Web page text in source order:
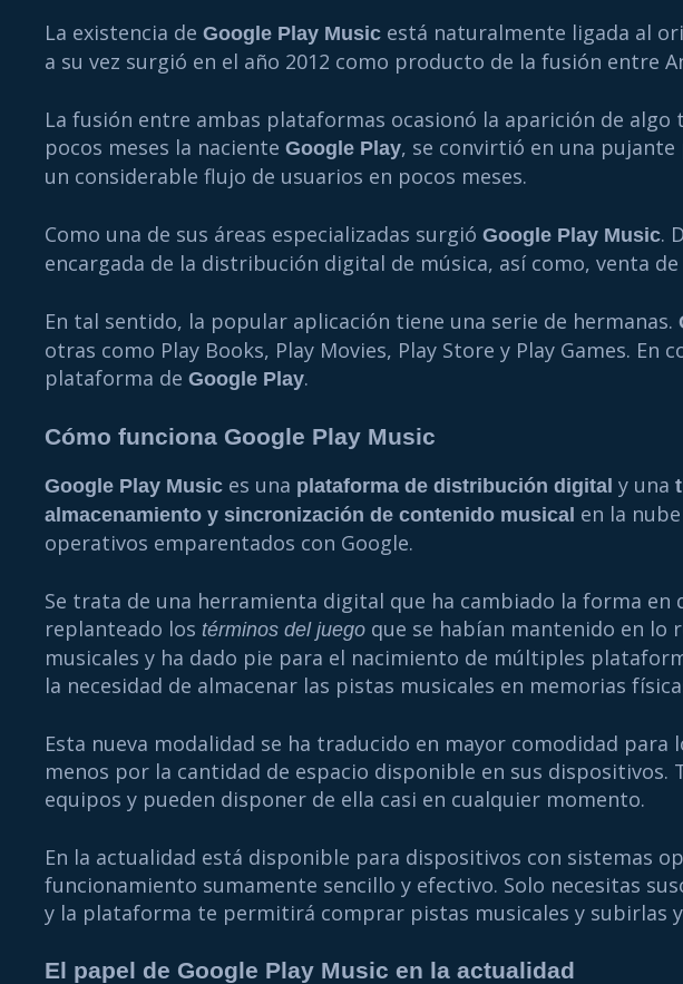
La existencia de Google Play Music está naturalmente ligada al
a su vez surgió en el año 2012 como producto de la fusión entre
La fusión entre ambas plataformas ocasionó la aparición de
pocos meses la naciente Google Play, se convirtió en una
un considerable flujo de usuarios en pocos meses.
Como una de sus áreas especializadas surgió Google Play Music.
encargada de la distribución digital de música, así como, venta
En tal sentido, la popular aplicación tiene una serie de hermanas.
otras como Play Books, Play Movies, Play Store y Play Games.
plataforma de Google Play.
Cómo funciona Google Play Music
Google Play Music es una plataforma de distribución digital y una
almacenamiento y sincronización de contenido musical en la
operativos emparentados con Google.
Se trata de una herramienta digital que ha cambiado la forma en
replanteado los términos del juego que se habían mantenido en lo
musicales y ha dado pie para el nacimiento de múltiples
la necesidad de almacenar las pistas musicales en memorias
Esta nueva modalidad se ha traducido en mayor comodidad
menos por la cantidad de espacio disponible en sus dispositivos.
equipos y pueden disponer de ella casi en cualquier momento.
En la actualidad está disponible para dispositivos con sistemas
funcionamiento sumamente sencillo y efectivo. Solo necesitas
y la plataforma te permitirá comprar pistas musicales y subirlas
El papel de Google Play Music en la actualidad